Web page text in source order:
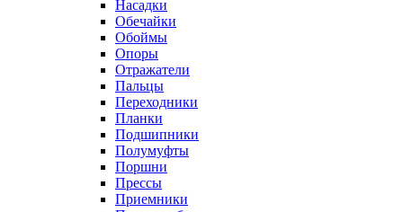
Насадки
Обечайки
Обоймы
Опоры
Отражатели
Пальцы
Переходники
Планки
Подшипники
Полумуфты
Поршни
Прессы
Приемники